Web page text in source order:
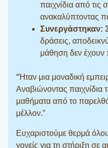
παιχνίδια από τις
ανακαλύπτοντας
Συνεργάστηκαν:
δράσεις,
μάθηση δεν έχουν
“Ήταν μια μοναδική
Αναβιώνοντας
μαθήματα από το
μέλλον.”
Ευχαριστούμε θερμά
γονείς για τη στήριξη σε